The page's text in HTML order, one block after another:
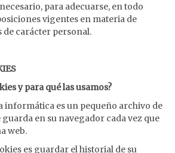
para adecuarse, en todo
vigentes en materia de
de carácter personal.
y para qué las usamos?
informática es un pequeño archivo de
en su navegador cada vez que
web.
es guardar el historial de su